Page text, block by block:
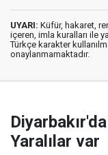
UYARI: Küfür, hakaret,
içeren, imla kuralları ile
Türkçe karakter
onaylanmamaktadır.
Yaralılar var